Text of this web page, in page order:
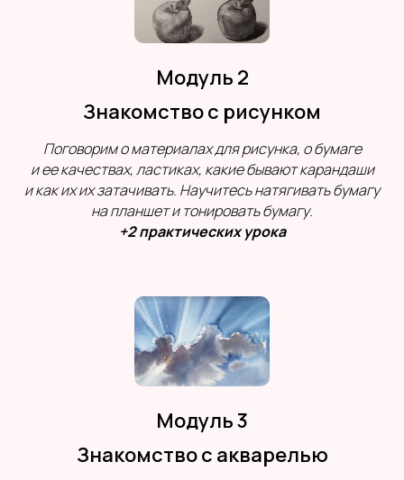
Модуль 2
Знакомство с рисунком
Поговорим о материалах для рисунка, о бумаге
и ее качествах, ластиках, какие бывают карандаши
и как их их затачивать. Научитесь натягивать бумагу
на планшет и тонировать бумагу.
+2 практических урока
Модуль 3
Знакомство с акварелью